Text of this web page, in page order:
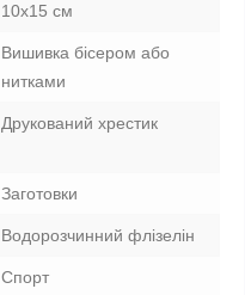
10х15 см
Вишивка бісером або
нитками
Друкований хрестик
Заготовки
Водорозчинний флізелін
Спорт